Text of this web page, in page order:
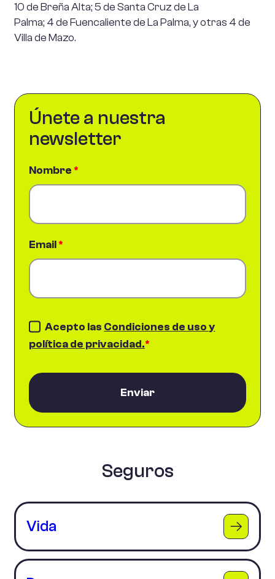
10 de Breña Alta; 5 de Santa Cruz de La
Palma; 4 de Fuencaliente de La Palma, y otras 4 de
Villa de Mazo.
Únete a nuestra
newsletter
Nombre*
Email*
Acepto las Condiciones de uso y
política de privacidad.*
Enviar
Seguros
Vida